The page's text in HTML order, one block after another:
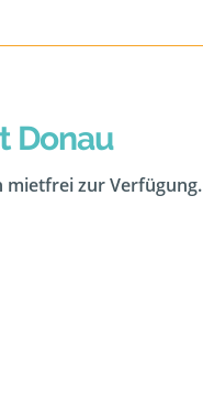
Donau
mietfrei zur Verfügung.